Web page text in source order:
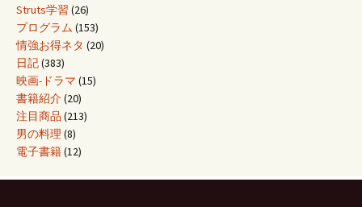
Struts学習 (26)
プログラム (153)
情強お得ネタ (20)
日記(383)
映画-ドラマ (15)
書籍紹介(20)
注目商品 (213)
男の料理 (8)
電子書籍(12)